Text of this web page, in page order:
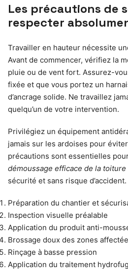
Les précautions de
respecter
Travailler en hauteur nécessite
Avant de commencer, vérifiez la
pluie ou de vent fort. Assurez-
fixée et que vous portez un
d’ancrage solide. Ne travaillez
quelqu’un de votre intervention.
Privilégiez un équipement
jamais sur les ardoises pour
précautions sont essentielles
démoussage efficace de la toiture
sécurité et sans risque d’accident.
Préparation du chantier et
Inspection visuelle préalable
Application du produit anti-
Brossage doux des zones
Rinçage à basse pression
Application du traitement